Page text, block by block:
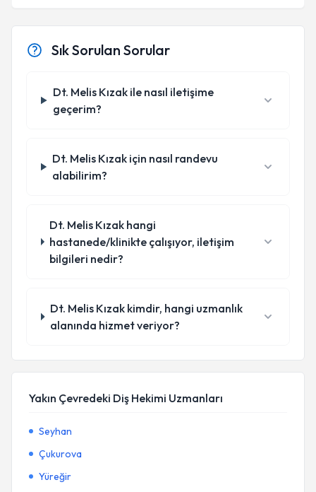
Sık Sorulan Sorular
Dt. Melis Kızak ile nasıl iletişime
geçerim?
Dt. Melis Kızak için nasıl randevu
alabilirim?
Dt. Melis Kızak hangi
hastanede/klinikte çalışıyor, iletişim
bilgileri nedir?
Dt. Melis Kızak kimdir, hangi uzmanlık
alanında hizmet veriyor?
Yakın Çevredeki Diş Hekimi Uzmanları
Seyhan
Çukurova
Yüreğir